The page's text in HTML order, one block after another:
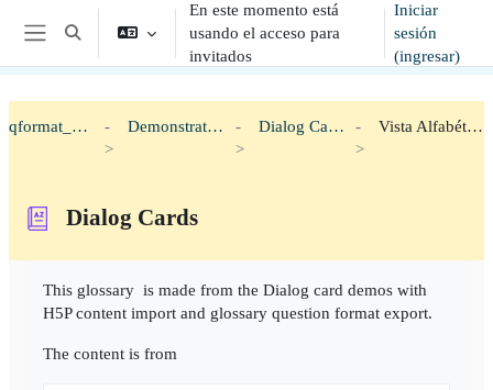
Saltar al contenido principal
Pánel lateral
Alternar entrada de búsqueda
En este momento está
usando el acceso para
invitados
Iniciar
sesión
(ingresar)
qformat_h5p Demonstration Dialog Cards Vista Alfabética
Dialog Cards
This glossary is made from the Dialog card demos with
H5P content import and glossary question format export.
The content is from